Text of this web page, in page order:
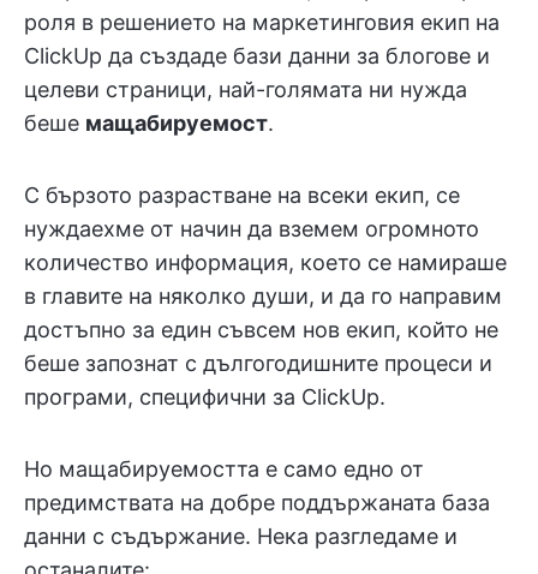
роля в решението на маркетинговия екип на
ClickUp да създаде бази данни за блогове и
целеви страници, най-голямата ни нужда
беше мащабируемост.
С бързото разрастване на всеки екип, се
нуждаехме от начин да вземем огромното
количество информация, което се намираше
в главите на няколко души, и да го направим
достъпно за един съвсем нов екип, който не
беше запознат с дългогодишните процеси и
програми, специфични за ClickUp.
Но мащабируемостта е само едно от
предимствата на добре поддържаната база
данни с съдържание. Нека разгледаме и